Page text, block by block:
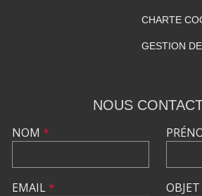
CHARTE
GESTION
NOUS
NOM *
EMAIL* OBJET